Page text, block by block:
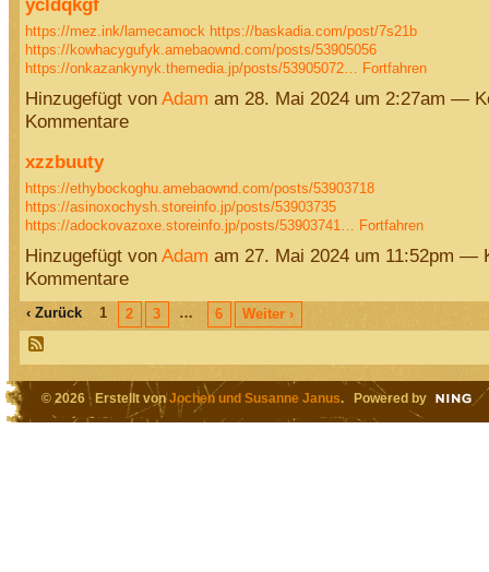
https://mez.ink/lamecamock https://baskadia.com/post/7s21b
https://kowhacygufyk.amebaownd.com/posts/53905056
https://onkazankynyk.themedia.jp/posts/53905072…
Fortfahren
Hinzugefügt von Adam am 28. Mai 2024 um 2:27am —
Kommentare
xzzbuuty
https://ethybockoghu.amebaownd.com/posts/53903718
https://asinoxochysh.storeinfo.jp/posts/53903735
https://adockovazoxe.storeinfo.jp/posts/53903741…
Fortfahren
Hinzugefügt von Adam am 27. Mai 2024 um 11:52pm —
Kommentare
‹ Zurück 1 2 3 … 6 Weiter ›
© 2026 Erstellt vonJochen und Susanne Janus. Powered by